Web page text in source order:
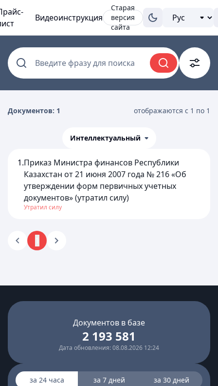
Видеоинструкция
Старая
версия
сайта
Введите фразу для поиска
Документов: 1 отображаются с 1 по 1
Интеллектуальный
1.Приказ Министра финансов Республики
Казахстан от 21 июня 2007 года № 216 «Об
утверждении форм первичных учетных
документов» (утратил силу)
Утратил силу
Документов в базе
2 193 581
Дата обновления: 08.08.2026 12:24
за 24 часа за 7 дней за 30 дней